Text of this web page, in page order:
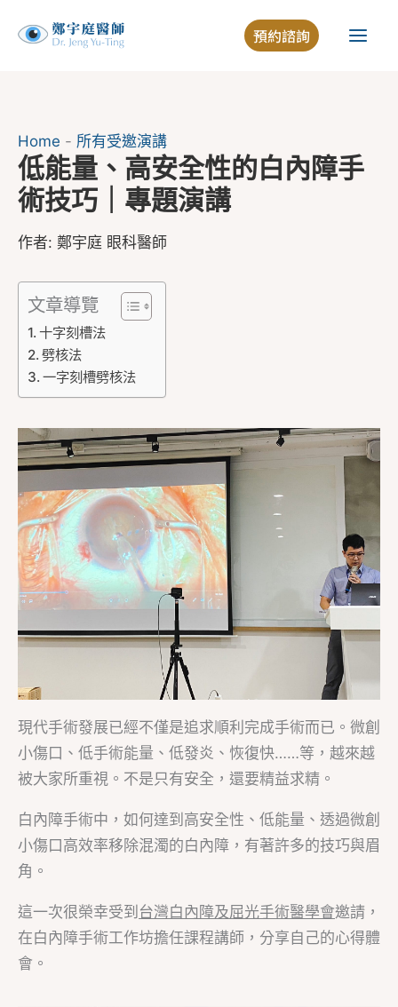
預約諮詢
Home - 所有受邀演講
低能量、高安全性的白內障手
術技巧｜專題演講
作者: 鄭宇庭 眼科醫師
文章導覽
十字刻槽法
劈核法
一字刻槽劈核法
現代手術發展已經不僅是追求順利完成手術而已。微創
小傷口、低手術能量、低發炎、恢復快……等，越來越
被大家所重視。不是只有安全，還要精益求精。
白內障手術中，如何達到高安全性、低能量、透過微創
小傷口高效率移除混濁的白內障，有著許多的技巧與眉
角。
這一次很榮幸受到 台灣白內障及屈光手術醫學會邀請，
在白內障手術工作坊擔任課程講師，分享自己的心得體
會。